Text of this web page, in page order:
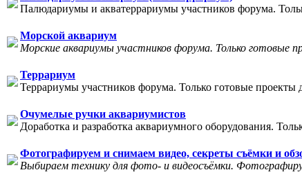
Палюдариумы и акватеррариумы участников форума.
Морской аквариум
Морские аквариумы участников форума. Только готовые
Террариум
Террариумы участников форума. Только готовые проекты
Очумелые ручки аквариумистов
Доработка и разработка аквариумного оборудования.
Фотографируем и снимаем видео, секреты съёмки и
Выбираем технику для фото- и видеосъёмки.